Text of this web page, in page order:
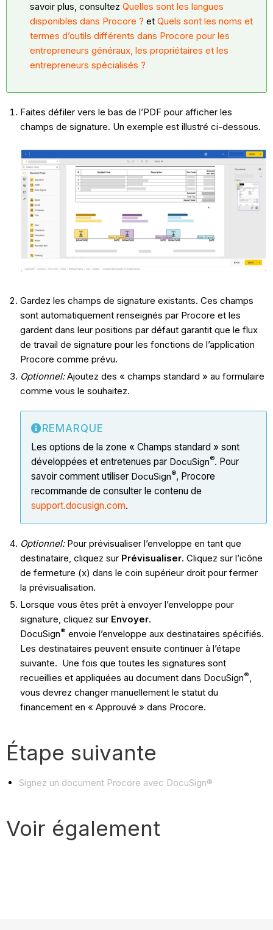
savoir plus, consultezQuelles sont les langues
disponibles dans Procore ? etQuels sont les noms et
termes d’outils différents dans Procore pour les
entrepreneurs généraux, les propriétaires et les
entrepreneurs spécialisés ?
Faites défiler vers le bas de l’PDF pour afficher les
champs de signature. Un exemple est illustré ci-dessous.
Gardez les champs de signature existants. Ces champs
sont automatiquement renseignés par Procore et les
gardent dans leur positions par défaut garantit que le flux
de travail de signature pour les fonctions de l’application
Procore comme prévu.
Optionnel:Ajoutez des « champs standard » au formulaire
comme vous le souhaitez.
REMARQUE
Les options de la zone « Champs standard » sont
développées et entretenues par DocuSign®. Pour
savoir comment utiliser DocuSign®, Procore
recommande de consulter le contenu de
support.docusign.com.
Optionnel: Pour prévisualiser l’enveloppe en tant que
destinataire, cliquez sur Prévisualiser. Cliquez sur l’icône
de fermeture (x) dans le coin supérieur droit pour fermer
la prévisualisation.
Lorsque vous êtes prêt à envoyer l’enveloppe pour
signature, cliquez sur Envoyer.
DocuSign® envoie l’enveloppe aux destinataires spécifiés.
Les destinataires peuvent ensuite continuer à l’étape
suivante. Une fois que toutes les signatures sont
recueillies et appliquées au document dans DocuSign®
vous devrez changer manuellement le statut du
financement en « Approuvé » dans Procore.
Étape suivante
Signez un document Procore avec DocuSign®
Voir également